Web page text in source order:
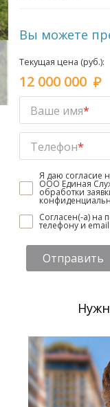
Вы можете
Текущая цена (руб.):
12 000 000
Ваше имя*
Телефон*
Я даю согласие
ООО Единая
обработки
Согласен(-а) на
телефону и
Отправить